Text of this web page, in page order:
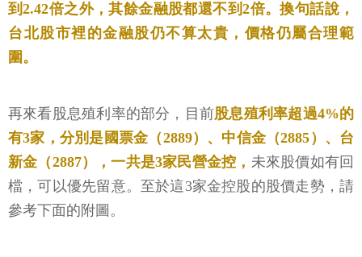
到2.42倍之外，其餘金融股都還不到2倍。換句話說，
台北股市裡的金融股仍不算太貴，價格仍屬合理範
圍。
再來看股息殖利率的部分，目前股息殖利率超過4%的
有3家，分別是國票金（2889）、中信金（2885）、台
新金（2887），一共是3家民營金控， 未來股價如有回
檔，可以優先留意。至於這3家金控股的股價走勢，請
參考下面的附圖。